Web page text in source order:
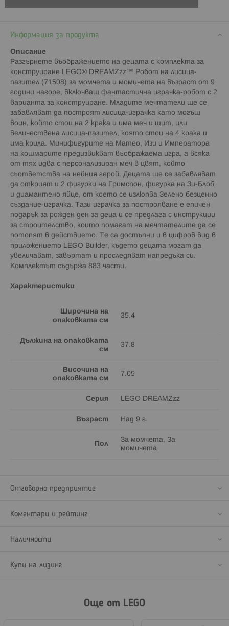
Информация за продукта
Описание
Разгърнете въображението на децата с комплекта за
конструиране LEGO® DREAMZzz™ Робот на лисица-
пазител (71508) за момчета и момичета на възраст от 9
години нагоре, включващ фантастична играчка-робот с 2
варианта за конструиране. Младите мечтатели ще се
забавляват да построят лисица-играчка като могъщ
воин, който стои на 2 крака и има меч и щит, или
величествена лисица-пазител, която стои на 4 крака и
има крила. Минифигурите на Матео, Изи и Императора
на кошмарите предизвикват въображаема игра, а всяка
от тях идва с персонализиран меч в цвят, който
съответства на нейния герой. Децата ще се забавляват
да открият и 2 фигурки на Гримспон, фигурка на Зи-Блоб
и диамантено яйце, от което се излюпва Зелено безценно
създание-играчка. Тази играчка за построяване е епичен
подарък за рожден ден за деца и се предлага с инструкции
за строителство, които помагат на мечтателите да се
потопят в действието. Те са достъпни и в цифров вид в
приложението LEGO Builder, където децата могат да
увеличават, завъртат и проследяват напредъка си.
Комплектът съдържа 883 части.
Характеристики
Широчина на
опаковката см
35.4
Дължина на опаковката
см
37.8
Височина на
опаковката см
7.05
Серия LEGO DREAMZzz
Възраст Над 9 г.
Пол
За момчета, За
момичета
Отговорно предприятие
Коментари и рейтинг
Наличности
Купи на лизинг
Още от LEGO